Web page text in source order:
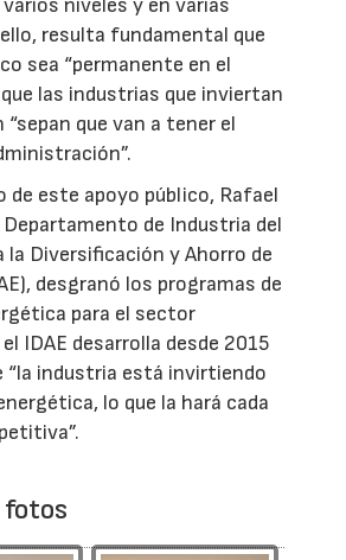
niveles y en varias
ello, resulta fundamental que
sea “permanente en el
las industrias que inviertan
que van a tener el
de este apoyo público, Rafael
Departamento de Industria del
Diversificación y Ahorro de
desgranó los programas de
para el sector
IDAE desarrolla desde 2015
“la industria está invirtiendo
lo que la hará cada
fotos